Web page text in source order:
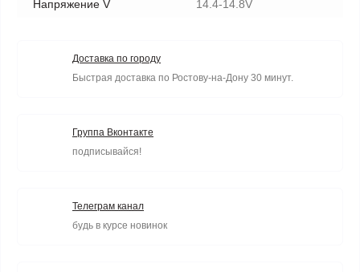
Напряжение V 14.4-14.8V
Доставка по городу
Быстрая доставка по Ростову-на-Дону 30 минут.
Группа Вконтакте
подписывайся!
Телеграм канал
будь в курсе новинок